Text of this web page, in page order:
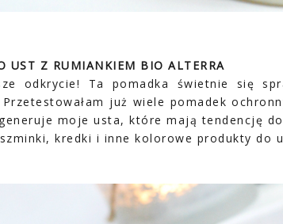
UST Z RUMIANKIEM BIO ALTERRA
odkrycie! Ta pomadka świetnie się
już wiele pomadek
moje usta, które mają tendencję
kredki i inne kolorowe produkty do